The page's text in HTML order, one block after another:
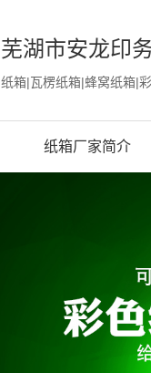
芜湖市安龙印
纸箱|瓦楞纸箱|蜂窝纸箱|
纸箱厂家简介